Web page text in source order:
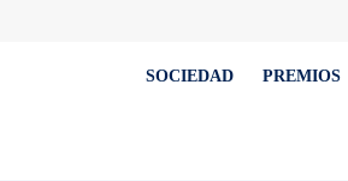
SOCIEDAD PREMIOS